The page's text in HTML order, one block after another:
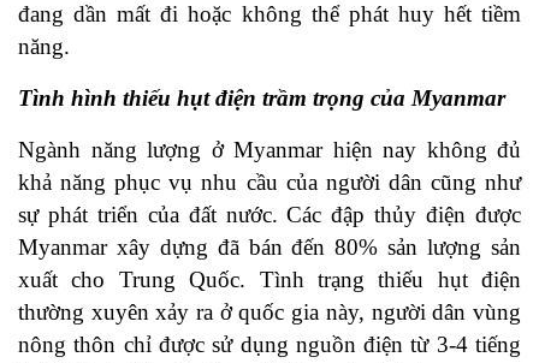
đang dần mất đi hoặc không thể phát huy hết tiềm
năng.
Tình hình thiếu hụt điện trầm trọng của Myanmar
Ngành năng lượng ở Myanmar hiện nay không đủ
khả năng phục vụ nhu cầu của người dân cũng như
sự phát triển của đất nước. Các đập thủy điện được
Myanmar xây dựng đã bán đến 80% sản lượng sản
xuất cho Trung Quốc. Tình trạng thiếu hụt điện
thường xuyên xảy ra ở quốc gia này, người dân vùng
nông thôn chỉ được sử dụng nguồn điện từ 3-4 tiếng